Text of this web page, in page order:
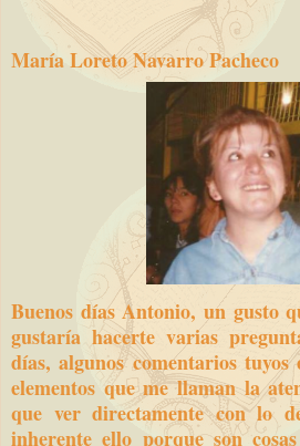
María Loreto Navarro Pacheco
Buenos días Antonio, un gusto
gustaría hacerte varias
días, algunos comentarios
elementos que me llaman la
que ver directamente con lo
inherente ello porque son